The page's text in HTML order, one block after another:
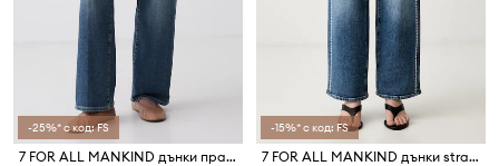
-25%* с код: FS
7 FOR ALL MANKIND дънки прави дамски
-15%* с код: FS
7 FOR ALL MANKIND дънки straight дамски